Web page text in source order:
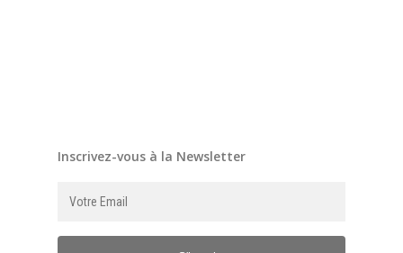
Inscrivez-vous à la Newsletter